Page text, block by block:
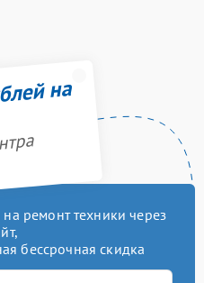
на
ремонт техники через
бессрочная скидка